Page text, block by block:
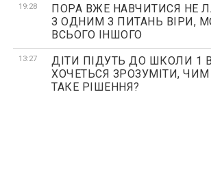
19:28
ПОРА ВЖЕ НАВЧИТИСЯ НЕ
З ОДНИМ З ПИТАНЬ ВІРИ,
ВСЬОГО ІНШОГО
13:27
ДІТИ ПІДУТЬ ДО ШКОЛИ 1
ХОЧЕТЬСЯ ЗРОЗУМІТИ,
ТАКЕ РІШЕННЯ?